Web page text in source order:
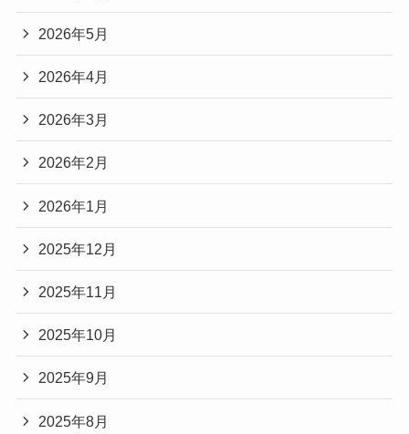
2026年5月
2026年4月
2026年3月
2026年2月
2026年1月
2025年12月
2025年11月
2025年10月
2025年9月
2025年8月